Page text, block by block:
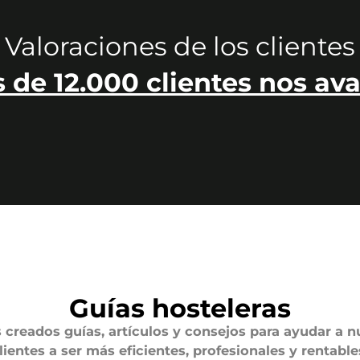
Valoraciones de los clientes
de 12.000 clientes nos
Guías hosteleras
creados guías, artículos y consejos para ayudar a
a ser más eficientes, profesionales y